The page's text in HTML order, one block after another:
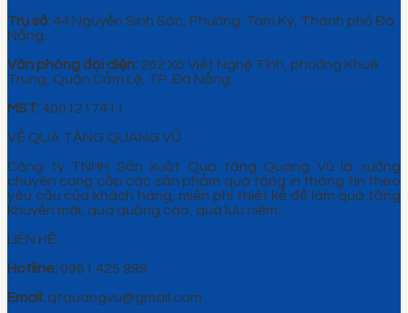
Trụ sở: 44 Nguyễn Sinh Sắc, Phường Tam Kỳ, Thành phố Đà
Nẵng.
Văn phòng đại diện: 262 Xô Viết Nghệ Tĩnh, phường Khuê
Trung, Quận Cẩm Lệ, TP. Đà Nẵng.
MST: 4001217411
VỀ QUÀ TẶNG QUANG VŨ
Công ty TNHH Sản xuất Quà tặng Quang Vũ là xưởng
chuyên cung cấp các sản phẩm quà tặng in thông tin theo
yêu cầu của khách hàng, miễn phí thiết kế để làm quà tặng
khuyến mãi, quà quảng cáo, quà lưu niệm…
LIÊN HỆ
Hotline: 0961 425 999
Email: qtquangvu@gmail.com